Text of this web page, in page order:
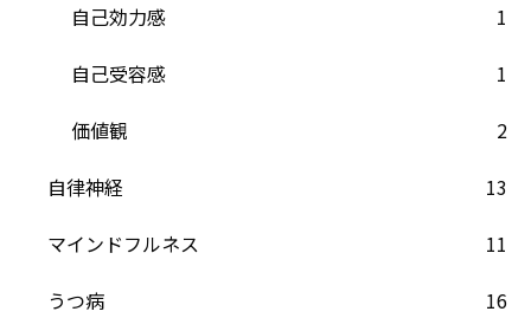
自己効力感
1
自己受容感
1
価値観
2
自律神経
13
マインドフルネス
11
うつ病
16